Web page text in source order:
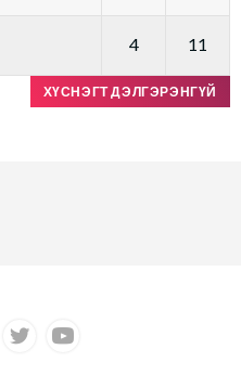
4 11
ХҮСНЭГТ ДЭЛГЭРЭНГҮЙ